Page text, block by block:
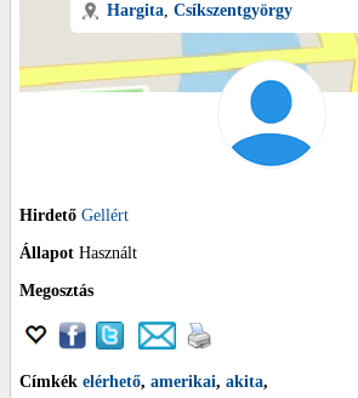
Hargita, Csíkszentgyörgy
Hirdető Gellért
Állapot Használt
Megosztás
Címkék elérhető, amerikai, akita,